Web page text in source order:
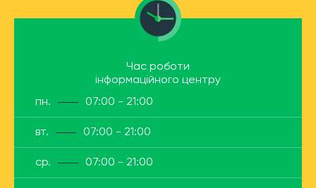
Час роботи
інформаційного центру
пн.
07:00 - 21:00
вт. 07:00 - 21:00
ср. 07:00 - 21:00